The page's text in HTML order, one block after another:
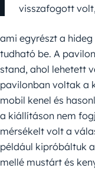
visszafogott volt,
ami egyrészt a
tudható be. A
stand, ahol lehetett
pavilonban voltak a
mobil kenel és
a kiállításon nem
mérsékelt volt a
például kipróbáltuk
mellé mustárt és